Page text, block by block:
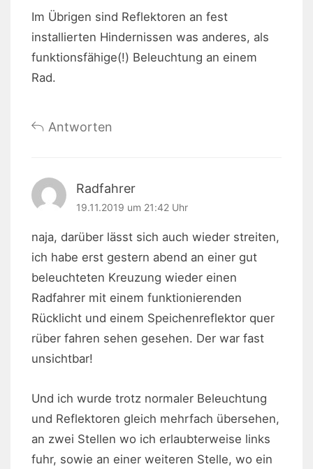
Im Übrigen sind Reflektoren an fest
installierten Hindernissen was anderes, als
funktionsfähige(!) Beleuchtung an einem
Rad.
Antworten
Radfahrer
19.11.2019 um 21:42 Uhr
naja, darüber lässt sich auch wieder streiten,
ich habe erst gestern abend an einer gut
beleuchteten Kreuzung wieder einen
Radfahrer mit einem funktionierenden
Rücklicht und einem Speichenreflektor quer
rüber fahren sehen gesehen. Der war fast
unsichtbar!
Und ich wurde trotz normaler Beleuchtung
und Reflektoren gleich mehrfach übersehen,
an zwei Stellen wo ich erlaubterweise links
fuhr, sowie an einer weiteren Stelle, wo ein